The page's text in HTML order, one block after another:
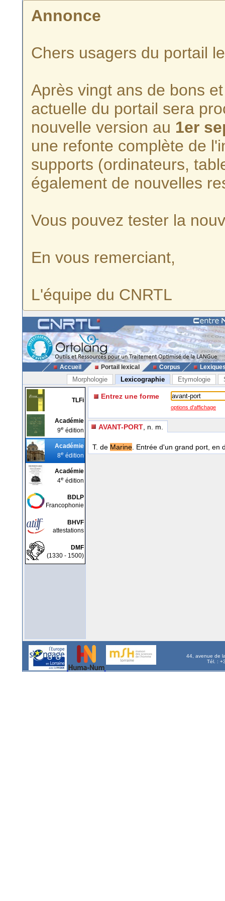
Annonce
Chers usagers du portail
Après vingt ans de bons
actuelle du portail sera
nouvelle version au 1er
une refonte complète de
supports (ordinateurs,
également de nouvelles
Vous pouvez tester la
En vous remerciant,
L'équipe du CNRTL
Accueil Portail lexical Corpus
Morphologie Lexicographie Etymologie
TLFi
Académie
9e édition
Académie
8e édition
Académie
4e édition
BDLP
Francophonie
BHVF
attestations
DMF
(1330 - 1500)
Entrez une forme
options d'affichage
AVANT-PORT , n. m.
T. de Marine. Entrée d'un grand port, en
44, avenue de
Tél. :